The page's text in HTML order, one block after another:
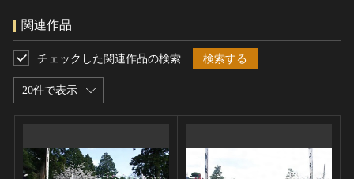
関連作品
20件で表示
チェックした関連作品の検索 検索する